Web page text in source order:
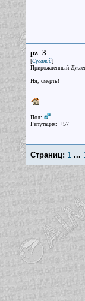
pz_3
[Сусаний]
Прирожденный
Ня, смерть!
Пол:
Репутация: +57
Страниц: 1...